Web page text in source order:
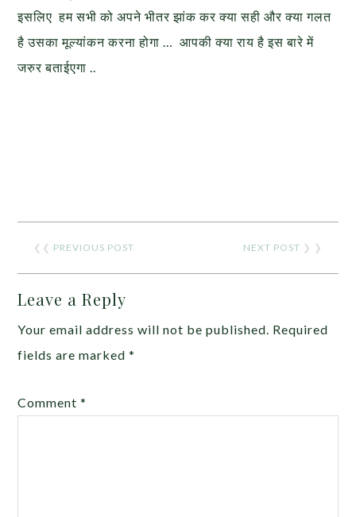
इसलिए हम सभी को अपने भीतर झांक कर क्या सही और क्या गलत
है उसका मूल्यांकन करना होगा … आपकी क्या राय है इस बारे में
जरुर बताईएगा ..
❮❮ PREVIOUS POST NEXT POST ❯ ❯
Leave a Reply
Your email address will not be published. Required
fields are marked*
Comment*